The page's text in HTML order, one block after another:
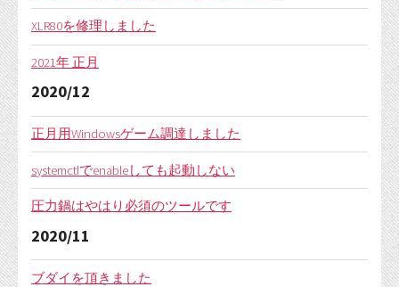
XLR80を修理しました
2021年 正月
2020/12
正月用Windowsゲーム調達しました
systemctlでenableしても起動しない
圧力鍋はやはり必須のツールです
2020/11
ブダイを頂きました